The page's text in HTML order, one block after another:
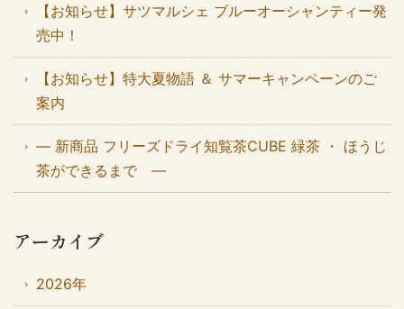
【お知らせ】サツマルシェ ブルーオーシャンティー発
売中！
【お知らせ】特大夏物語 ＆ サマーキャンペーンのご
案内
― 新商品 フリーズドライ知覧茶CUBE 緑茶 ・ ほうじ
茶ができるまで ―
アーカイブ
2026年